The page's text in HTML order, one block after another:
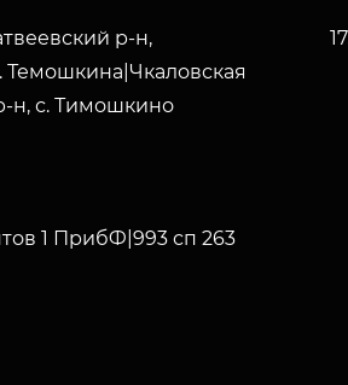
р-н,
Темошкина|Чкаловская
н, с. Тимошкино
1 ПрибФ|993 сп 263